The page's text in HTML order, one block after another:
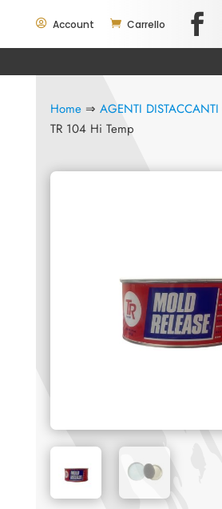
 Account  Carrello
Home⇒ AGENTI DISTACCANTI
TR 104 Hi Temp